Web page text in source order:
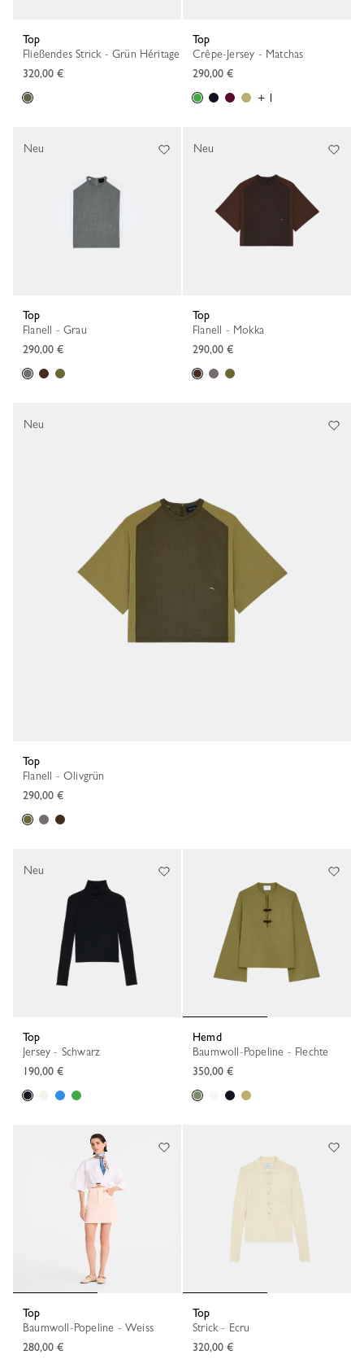
Top
Fließendes Strick - Grün Héritage
320,00 €
Top
Crêpe-Jersey - Matchas
290,00 €
+ 1
Top
Flanell - Grau
290,00 €
Neu
Top
Flanell - Mokka
290,00 €
Neu
Top
Flanell - Olivgrün
290,00 €
Neu
Top
Jersey - Schwarz
190,00 €
Neu
Hemd
Baumwoll-Popeline - Flechte
350,00 €
Top
Baumwoll-Popeline - Weiss
280,00 €
Top
Strick - Ecru
320,00 €